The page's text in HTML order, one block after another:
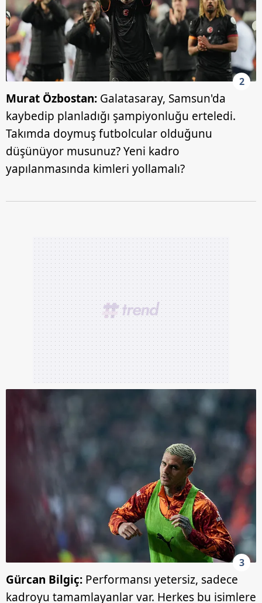
2
Murat Özbostan: Galatasaray, Samsun'da
kaybedip planladığı şampiyonluğu erteledi.
Takımda doymuş futbolcular olduğunu
düşünüyor musunuz? Yeni kadro
yapılanmasında kimleri yollamalı?
3
Gürcan Bilgiç: Performansı yetersiz, sadece
kadroyu tamamlayanlar var. Herkes bu isimlere